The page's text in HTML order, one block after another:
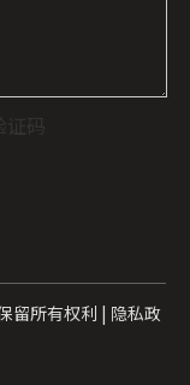
留所有权利 | 隐私政